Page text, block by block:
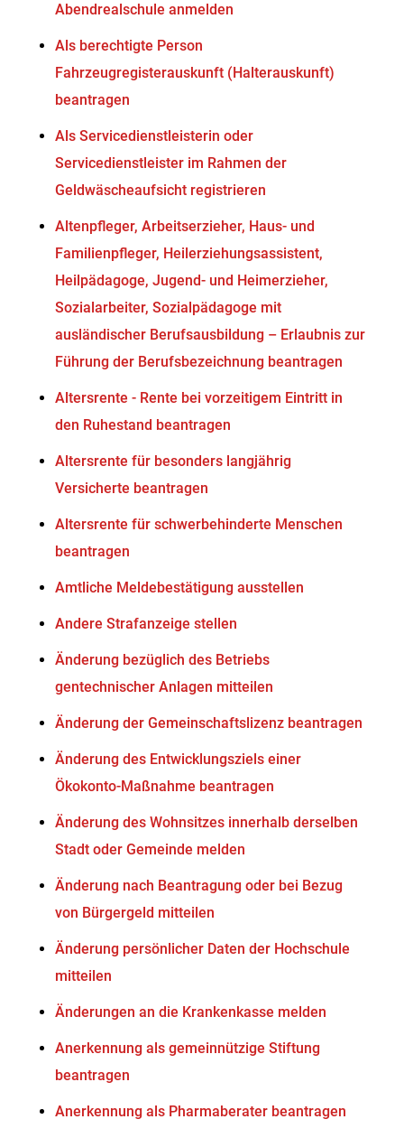
Abendrealschule anmelden
Als berechtigte Person
Fahrzeugregisterauskunft (Halterauskunft)
beantragen
Als Servicedienstleisterin oder
Servicedienstleister im Rahmen der
Geldwäscheaufsicht registrieren
Altenpfleger, Arbeitserzieher, Haus- und
Familienpfleger, Heilerziehungsassistent,
Heilpädagoge, Jugend- und Heimerzieher,
Sozialarbeiter, Sozialpädagoge mit
ausländischer Berufsausbildung – Erlaubnis zur
Führung der Berufsbezeichnung beantragen
Altersrente - Rente bei vorzeitigem Eintritt in
den Ruhestand beantragen
Altersrente für besonders langjährig
Versicherte beantragen
Altersrente für schwerbehinderte Menschen
beantragen
Amtliche Meldebestätigung ausstellen
Andere Strafanzeige stellen
Änderung bezüglich des Betriebs
gentechnischer Anlagen mitteilen
Änderung der Gemeinschaftslizenz beantragen
Änderung des Entwicklungsziels einer
Ökokonto-Maßnahme beantragen
Änderung des Wohnsitzes innerhalb derselben
Stadt oder Gemeinde melden
Änderung nach Beantragung oder bei Bezug
von Bürgergeld mitteilen
Änderung persönlicher Daten der Hochschule
mitteilen
Änderungen an die Krankenkasse melden
Anerkennung als gemeinnützige Stiftung
beantragen
Anerkennung als Pharmaberater beantragen